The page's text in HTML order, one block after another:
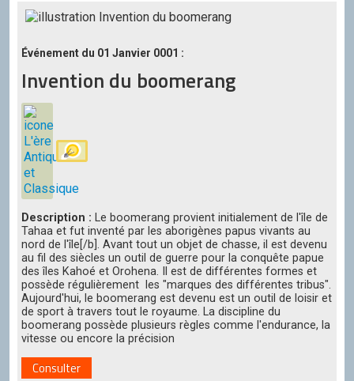
Événement du 01 Janvier 0001 :
Invention du boomerang
Description : Le boomerang provient initialement de l'île de
Tahaa et fut inventé par les aborigènes papus vivants au
nord de l'île[/b]. Avant tout un objet de chasse, il est devenu
au fil des siècles un outil de guerre pour la conquête papue
des îles Kahoé et Orohena. Il est de différentes formes et
possède régulièrement les "marques des différentes tribus".
Aujourd'hui, le boomerang est devenu est un outil de loisir et
de sport à travers tout le royaume. La discipline du
boomerang possède plusieurs règles comme l'endurance, la
vitesse ou encore la précision
Consulter